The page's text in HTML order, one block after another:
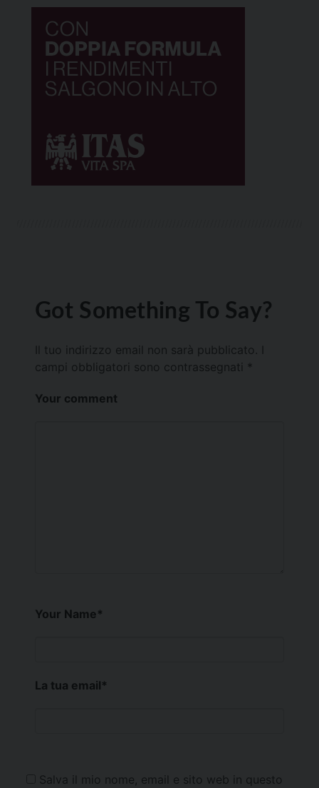
Got Something To Say?
Il tuo indirizzo email non sarà pubblicato.
campi obbligatori sono contrassegnati *
Your comment
Your Name*
La tua email*
Salva il mio nome, email e sito web in questo